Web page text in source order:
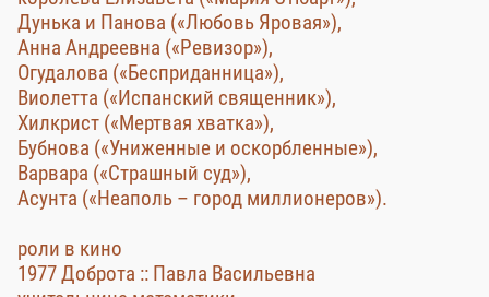
Дунька и Панова («Любовь Яровая»),
Анна Андреевна («Ревизор»),
Огудалова («Бесприданница»),
Виолетта («Испанский священник»),
Хилкрист («Мертвая хватка»),
Бубнова («Униженные и оскорбленные»),
Варвара («Страшный суд»),
Асунта («Неаполь – город миллионеров»).
роли в кино
1977 Доброта :: Павла Васильевна